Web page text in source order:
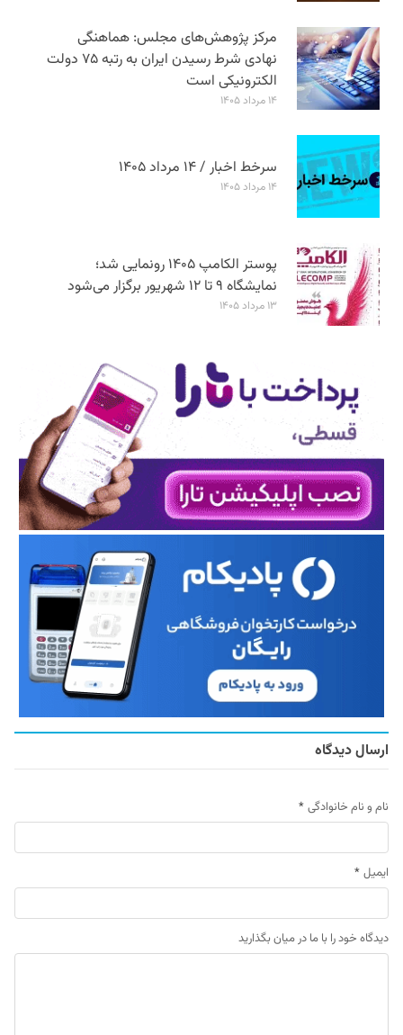
مرکز پژوهش‌های مجلس: هماهنگی
نهادی شرط رسیدن ایران به رتبه ۷۵ دولت
الکترونیکی است
۱۴ مرداد ۱۴۰۵
سرخط اخبار / ۱۴ مرداد ۱۴۰۵
۱۴ مرداد ۱۴۰۵
پوستر الکامپ ۱۴۰۵ رونمایی شد؛
نمایشگاه ۹ تا ۱۲ شهریور برگزار می‌شود
۱۳ مرداد ۱۴۰۵
ارسال دیدگاه
نام و نام خانوادگی *
ایمیل *
دیدگاه خود را با ما در میان بگذارید